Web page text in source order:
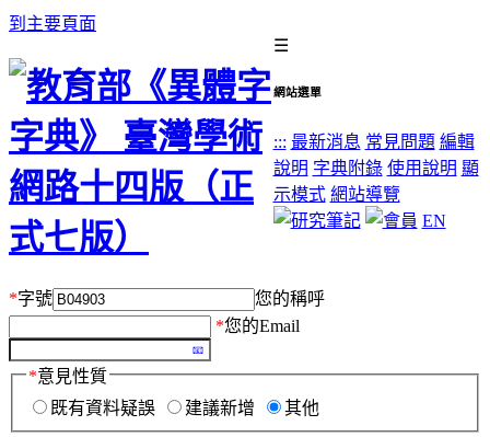
到主要頁面
☰
網站選單
::: 最新消息 常見問題 編輯
說明 字典附錄 使用說明 顯
示模式 網站導覽
EN
*字號
您的稱呼
*您的Email
*意見性質
既有資料疑誤
建議新增 其他